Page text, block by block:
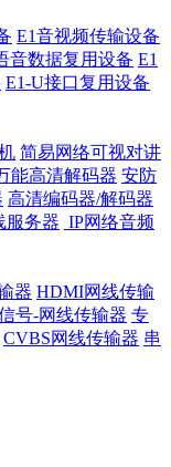
E1音视频传输设备
音数据复用设备 E1
E1-U接口复用设备
简易网络可视对讲
能高清解码器 安防
高清编码器/解码器
服务器 IP网络音频
器 HDMI网线传输
号-网线传输器 专
CVBS网线传输器 串